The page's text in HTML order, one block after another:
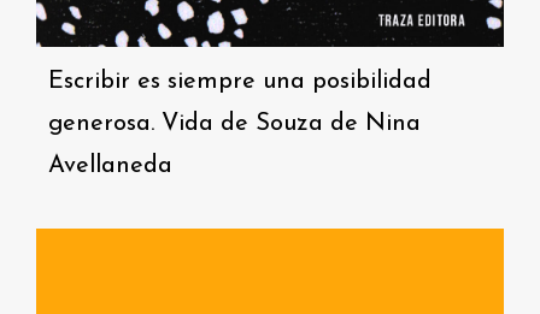
Escribir es siempre una posibilidad
generosa. Vida de Souza de Nina
Avellaneda